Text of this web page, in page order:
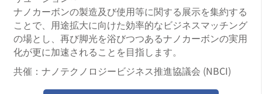
ナノカーボンの製造及び使用等に関する展示を集約する
ことで、用途拡大に向けた効率的なビジネスマッチング
の場とし、再び脚光を浴びつつあるナノカーボンの実用
化が更に加速されることを目指します。
共催：ナノテクノロジービジネス推進協議会 (NBCI)